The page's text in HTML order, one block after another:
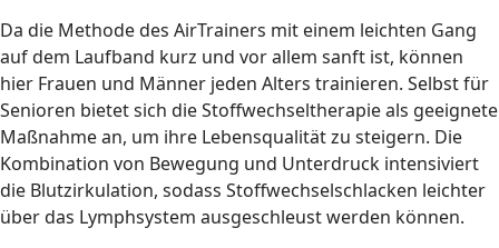
Da die Methode des AirTrainers mit einem leichten Gang
auf dem Laufband kurz und vor allem sanft ist, können
hier Frauen und Männer jeden Alters trainieren. Selbst für
Senioren bietet sich die Stoffwechseltherapie als geeignete
Maßnahme an, um ihre Lebensqualität zu steigern. Die
Kombination von Bewegung und Unterdruck intensiviert
die Blutzirkulation, sodass Stoffwechselschlacken leichter
über das Lymphsystem ausgeschleust werden können.